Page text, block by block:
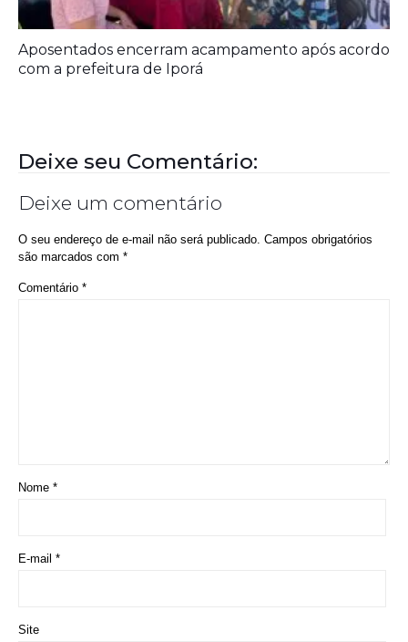
Aposentados encerram acampamento após acordo
com a prefeitura de Iporá
Deixe seu Comentário:
Deixe um comentário
O seu endereço de e-mail não será publicado. Campos obrigatórios
são marcados com *
Comentário *
Nome *
E-mail *
Site